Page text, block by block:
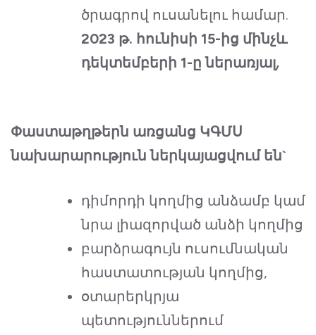
ծրագրով ուսանելու համար.
2023 թ. հունիսի 15-ից մինչև
դեկտեմբերի 1-ը ներառյալ,
Փաստաթղթերն առցանց ԿԳՄՍ
նախարարություն ներկայացվում են`
դիմորդի կողմից անձամբ կամ
նրա լիազորված անձի կողմից
բարձրագույն ուսումնական
հաստատության կողմից,
օտարերկրյա
պետություններում